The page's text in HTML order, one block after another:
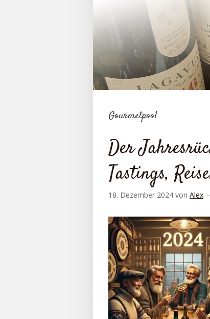
Gourmetpool
Der
Tastings,
18. Dezember 2024 von Alex